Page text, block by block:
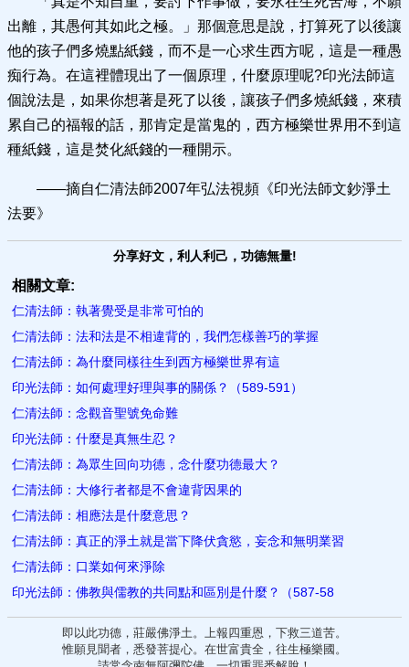
出離，其愚何其如此之極。」那個意思是說，打算死了以後讓
他的孩子們多燒點紙錢，而不是一心求生西方呢，這是一種愚
痴行為。在這裡體現出了一個原理，什麼原理呢?印光法師這
個說法是，如果你想著是死了以後，讓孩子們多燒紙錢，來積
累自己的福報的話，那肯定是當鬼的，西方極樂世界用不到這
種紙錢，這是焚化紙錢的一種開示。
——摘自仁清法師2007年弘法視頻《印光法師文鈔淨土
法要》
分享好文，利人利己，功德無量!
相關文章:
仁清法師：執著覺受是非常可怕的
仁清法師：法和法是不相違背的，我們怎樣善巧的掌握
仁清法師：為什麼同樣往生到西方極樂世界有這​
印光法師：如何處理好理與事的關係？（589-591）
仁清法師：念觀音聖號免​命難
印光法師：什麼是真無生忍？
仁清法師：為眾生回向功德，念什麼功德最大？
仁清法師：大修行者都是不會違背因果的
仁清法師：相應法是什麼意思？
仁清法師：真正的淨土就是當下降伏貪慾，妄念和無明業習
仁清法師：口業如何來淨除
印光法師：佛教與儒教的共同點和區別是什麼？（587-58
即以此功德，莊嚴佛淨土。上報四重恩，下救三道苦。
惟願見聞者，悉發菩提心。在世富貴全，往生極樂國。